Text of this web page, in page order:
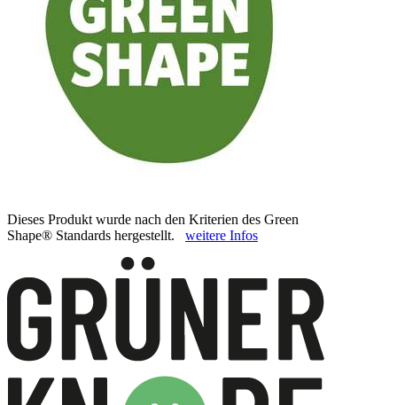
Dieses Produkt wurde nach den Kriterien des Green
Shape® Standards hergestellt. weitere Infos